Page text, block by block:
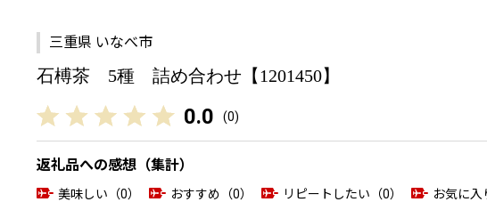
三重県 いなべ市
石榑茶 5種 詰め合わせ【1201450】
0.0 (0)
返礼品への感想（集計）
美味しい（0） おすすめ（0） リピートしたい（0） お気に入